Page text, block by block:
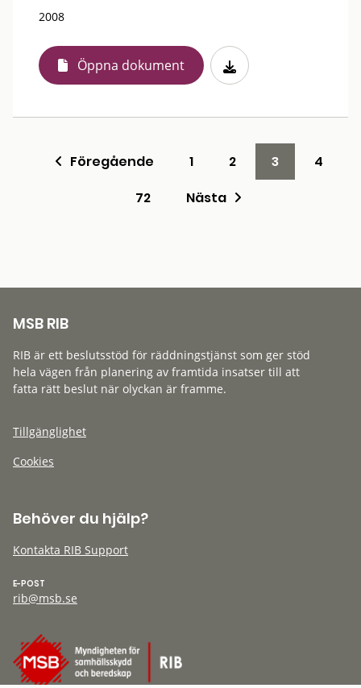
2008
Öppna dokument
Föregående 1 2 3
4
72
Nästa
MSB RIB
RIB är ett beslutsstöd för räddningstjänst som ger stöd
hela vägen från planering av framtida insatser till att
fatta rätt beslut när olyckan är framme.
Tillgänglighet
Cookies
Behöver du hjälp?
Kontakta RIB Support
E-POST
rib@msb.se